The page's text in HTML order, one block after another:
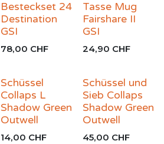
Besteckset 24
Destination
GSI
78,00 CHF
Tasse Mug
Fairshare II
GSI
24,90 CHF
Schüssel
Collaps L
Shadow Green
Outwell
14,00 CHF
Schüssel und
Sieb Collaps
Shadow Green
Outwell
45,00 CHF